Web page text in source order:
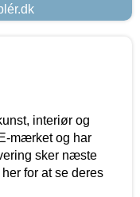
interiør og
mærket og har
sker næste
for at se deres